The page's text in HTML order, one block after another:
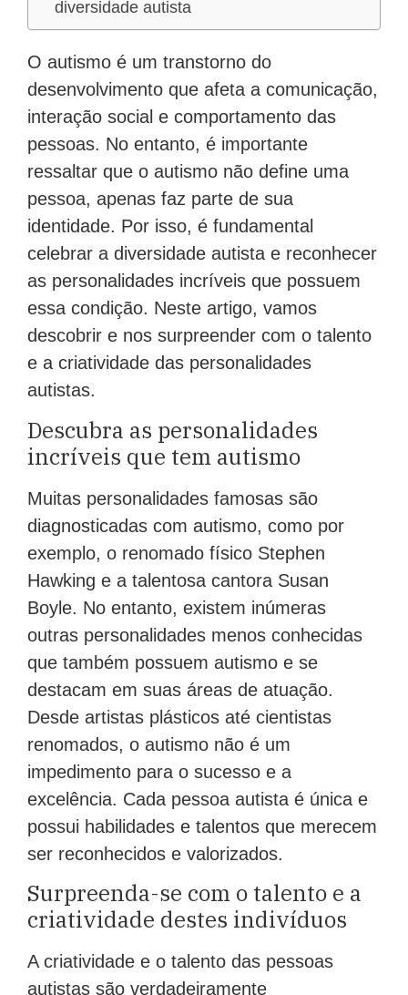
diversidade autista
O autismo é um transtorno do
desenvolvimento que afeta a comunicação,
interação social e comportamento das
pessoas. No entanto, é importante
ressaltar que o autismo não define uma
pessoa, apenas faz parte de sua
identidade. Por isso, é fundamental
celebrar a diversidade autista e reconhecer
as personalidades incríveis que possuem
essa condição. Neste artigo, vamos
descobrir e nos surpreender com o talento
e a criatividade das personalidades
autistas.
Descubra as personalidades
incríveis que tem autismo
Muitas personalidades famosas são
diagnosticadas com autismo, como por
exemplo, o renomado físico Stephen
Hawking e a talentosa cantora Susan
Boyle. No entanto, existem inúmeras
outras personalidades menos conhecidas
que também possuem autismo e se
destacam em suas áreas de atuação.
Desde artistas plásticos até cientistas
renomados, o autismo não é um
impedimento para o sucesso e a
excelência. Cada pessoa autista é única e
possui habilidades e talentos que merecem
ser reconhecidos e valorizados.
Surpreenda-se com o talento e a
criatividade destes indivíduos
A criatividade e o talento das pessoas
autistas são verdadeiramente